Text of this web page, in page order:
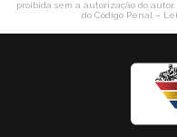
proibida sem a autorização do
do Código Penal –